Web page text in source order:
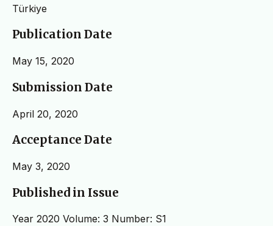
Türkiye
Publication Date
May 15, 2020
Submission Date
April 20, 2020
Acceptance Date
May 3, 2020
Published in Issue
Year 2020 Volume: 3 Number: S1